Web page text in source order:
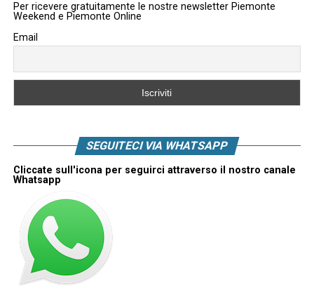
Per ricevere gratuitamente le nostre newsletter Piemonte
Weekend e Piemonte Online
Email
SEGUITECI VIA WHATSAPP
Cliccate sull'icona per seguirci attraverso il nostro canale
Whatsapp